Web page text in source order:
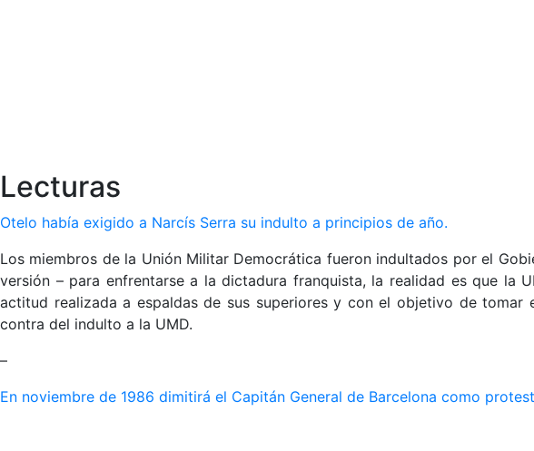
Lecturas
Otelo había exigido a Narcís Serra su indulto a principios de año.
Los miembros de la Unión Militar Democrática fueron indultados por el
versión – para enfrentarse a la dictadura franquista, la realidad es que la
actitud realizada a espaldas de sus superiores y con el objetivo de
contra del indulto a la UMD.
–
En noviembre de 1986 dimitirá el Capitán General de Barcelona como